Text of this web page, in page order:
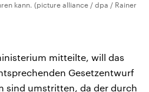
kann. (picture alliance / dpa / Rainer
mitteilte, will das
Gesetzentwurf
sind umstritten, da der durch